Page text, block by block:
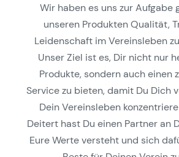
Wir haben es uns zur Aufgabe
unseren Produkten Qualität,
Leidenschaft im Vereinsleben
Unser Ziel ist es, Dir nicht nur
Produkte, sondern auch einen
Service zu bieten, damit Du Dich
Dein Vereinsleben
Deitert hast Du einen Partner an
Eure Werte versteht und sich